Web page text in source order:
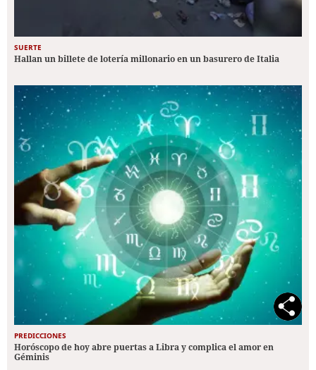
SUERTE
Hallan un billete de lotería millonario en un basurero de Italia
PREDICCIONES
Horóscopo de hoy abre puertas a Libra y complica el amor en
Géminis